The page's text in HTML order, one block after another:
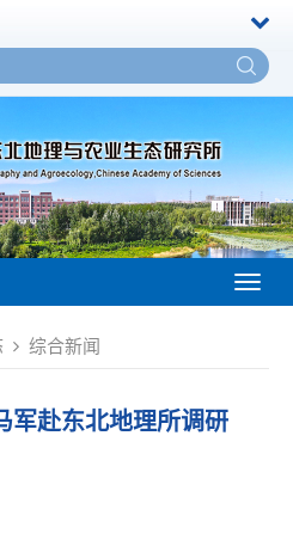
综合新闻
军赴东北地理所调研